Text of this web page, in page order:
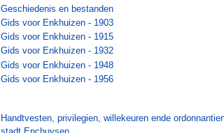
Geschiedenis en bestanden
Gids voor Enkhuizen - 1903
Gids voor Enkhuizen - 1915
Gids voor Enkhuizen - 1932
Gids voor Enkhuizen - 1948
Gids voor Enkhuizen - 1956
Handtvesten, privilegien, willekeuren ende